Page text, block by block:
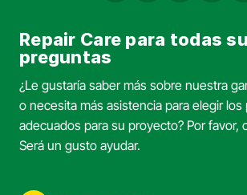
Repair Care para todas
preguntas
¿Le gustaría saber más sobre nuestra
o necesita más asistencia para elegir
adecuados para su proyecto? Por favor,
Será un gusto ayudar.